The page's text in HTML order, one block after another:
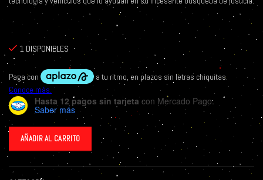
1 DISPONIBLES
Hasta 12 pagos sin tarjetacon Mercado Pago.
Saber más
AÑADIR AL CARRITO